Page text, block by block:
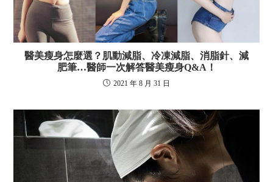
醫美瘦身怎麼選？肌動減脂、冷凍減脂、消脂針、減
肥筆…醫師一次解答醫美瘦身Q&A！
2021 年 8 月 31 日